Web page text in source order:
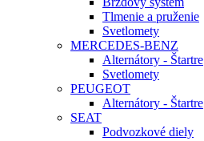
Tlmenie a pruženie
Svetlomety
MERCEDES-BENZ
Alternátory - Štartre
Svetlomety
PEUGEOT
Alternátory - Štartre
SEAT
Podvozkové diely